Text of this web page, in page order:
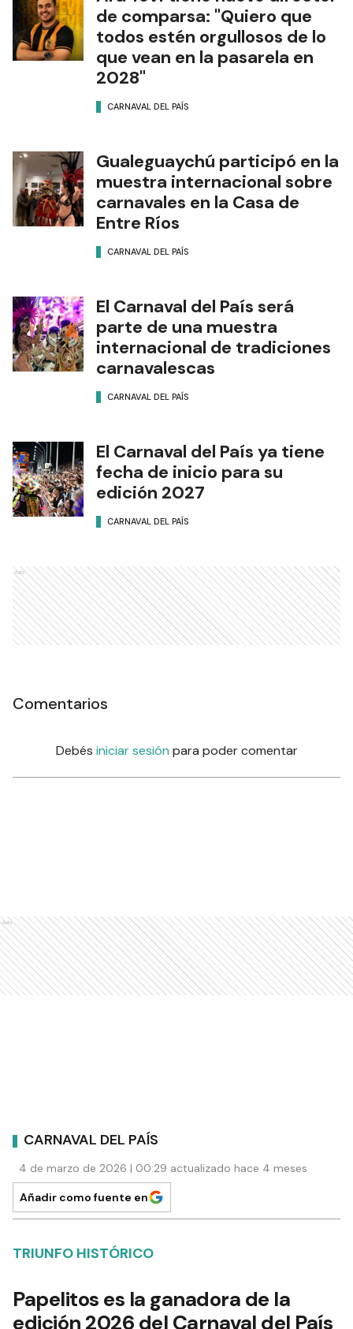
de comparsa: "Quiero que
todos estén orgullosos de lo
que vean en la pasarela en
2028"
CARNAVAL DEL PAÍS
Gualeguaychú participó en la
muestra internacional sobre
carnavales en la Casa de
Entre Ríos
CARNAVAL DEL PAÍS
El Carnaval del País será
parte de una muestra
internacional de tradiciones
carnavalescas
CARNAVAL DEL PAÍS
El Carnaval del País ya tiene
fecha de inicio para su
edición 2027
CARNAVAL DEL PAÍS
Ads
Comentarios
Debés iniciar sesión para poder comentar
Ads
CARNAVAL DEL PAÍS
4 de marzo de 2026 | 00:29 actualizado hace 4 meses
Añadir como fuente en
TRIUNFO HISTÓRICO
Papelitos es la ganadora de la
edición 2026 del Carnaval del País